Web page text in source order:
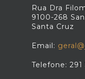
Rua Dra
9100-268
Santa Cruz
Email:
Telefone: 291